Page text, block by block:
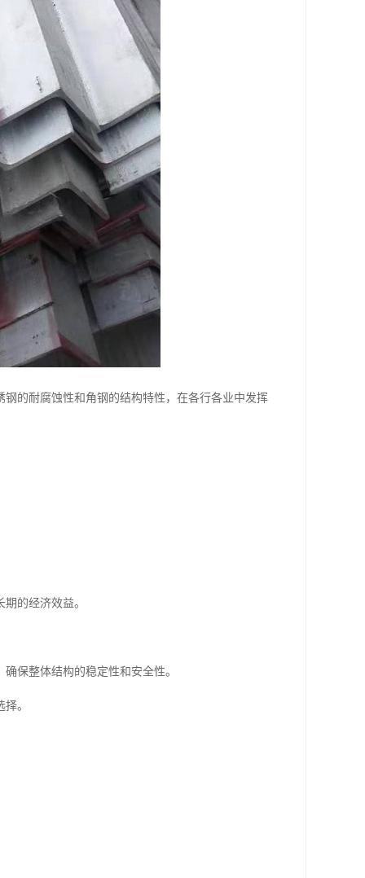
的耐腐蚀性和角钢的结构特性，在各行各业中发挥
的经济效益。
保整体结构的稳定性和安全性。
。